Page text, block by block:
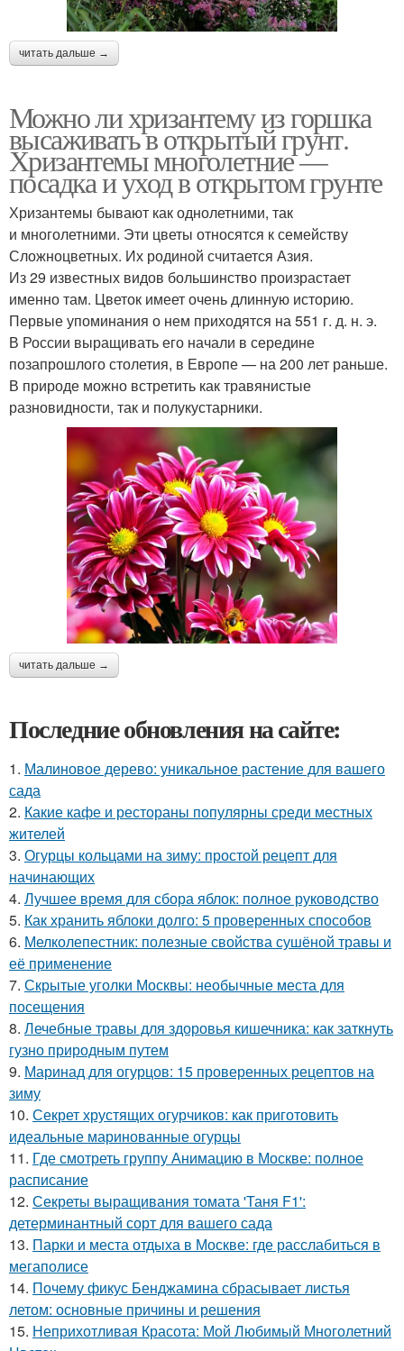
читать дальше →
Можно ли хризантему из горшка
высаживать в открытый грунт.
Хризантемы многолетние —
посадка и уход в открытом грунте
Хризантемы бывают как однолетними, так
и многолетними. Эти цветы относятся к семейству
Сложноцветных. Их родиной считается Азия.
Из 29 известных видов большинство произрастает
именно там. Цветок имеет очень длинную историю.
Первые упоминания о нем приходятся на 551 г. д. н. э.
В России выращивать его начали в середине
позапрошлого столетия, в Европе — на 200 лет раньше.
В природе можно встретить как травянистые
разновидности, так и полукустарники.
читать дальше →
Последние обновления на сайте:
1. Малиновое дерево: уникальное растение для вашего
сада
2. Какие кафе и рестораны популярны среди местных
жителей
3. Огурцы кольцами на зиму: простой рецепт для
начинающих
4. Лучшее время для сбора яблок: полное руководство
5. Как хранить яблоки долго: 5 проверенных способов
6. Мелколепестник: полезные свойства сушёной травы и
её применение
7. Скрытые уголки Москвы: необычные места для
посещения
8. Лечебные травы для здоровья кишечника: как заткнуть
гузно природным путем
9. Маринад для огурцов: 15 проверенных рецептов на
зиму
10. Секрет хрустящих огурчиков: как приготовить
идеальные маринованные огурцы
11. Где смотреть группу Анимацию в Москве: полное
расписание
12. Секреты выращивания томата 'Таня F1':
детерминантный сорт для вашего сада
13. Парки и места отдыха в Москве: где расслабиться в
мегаполисе
14. Почему фикус Бенджамина сбрасывает листья
летом: основные причины и решения
15. Неприхотливая Красота: Мой Любимый Многолетний